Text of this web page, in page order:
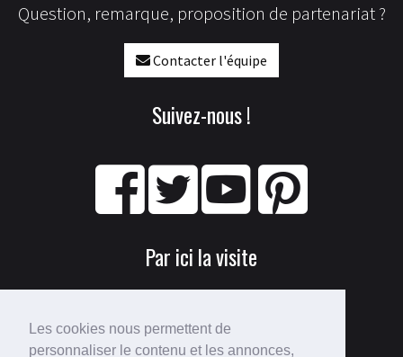
Les cookies nous permettent de
personnaliser le contenu et les annonces,
Question, remarque, proposition de partenariat ?
Contacter l'équipe
Suivez-nous !
Par ici la visite